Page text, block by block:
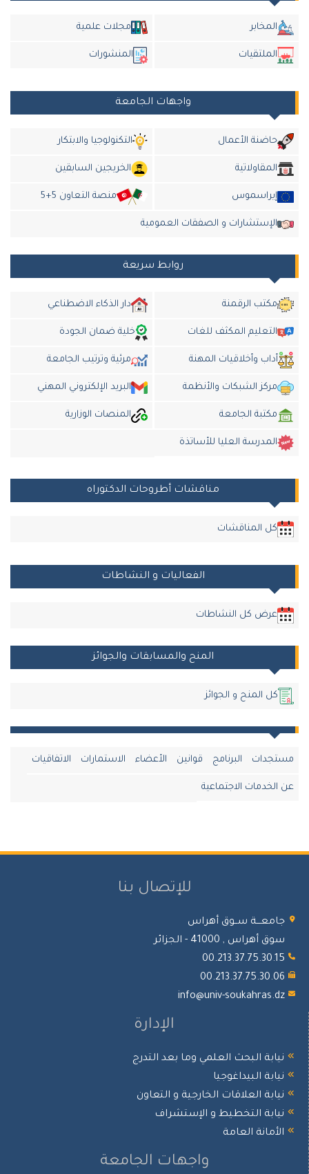
المخابر مجلات علمية
الملتقيات المنشورات
واجهات الجامعة
حاضنة الأعمال التكنولوجيا والابتكار
المقاولاتية الخريجين السابقين
إيراسموس منصة التعاون 5+5
الإستشارات و الصفقات العمومية
روابط سريعة
مكتب الرقمنة دار الذكاء الاضطناعي
التعليم المكثف للغات خلية ضمان الجودة
أداب وأخلاقيات المهنة مرئية وترتيب الجامعة
مركز الشبكات والأنظمة البريد الإلكتروني المهني
مكتبة الجامعة المنصات الوزارية
المدرسة العليا للأساتذة
مناقشات أطروحات الدكتوراه
كل المناقشات
الفعاليات و النشاطات
عرض كل النشاطات
المنح والمسابقات والجوائز
كل المنح و الجوائز
مستجدات البرنامج قوانين الأعضاء الاستمارات الاتفاقيات
عن الخدمات الاجتماعية
للإتصال بنا
جامعـــة ســوق أهراس
سوق أهراس , 41000 - الجزائر
00.213.37.75.30.15
00.213.37.75.30.06
info@univ-soukahras.dz
الإدارة
نيابة البحث العلمي وما بعد التدرج
نيابة البيداغوجيا
نيابة العلاقات الخارجية و التعاون
نيابة التخطيط و الإستشراف
الأمانة العامة
واجهات الجامعة